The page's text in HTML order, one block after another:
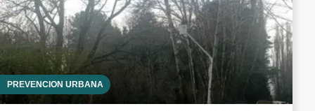
PREVENCIÓN URBANA